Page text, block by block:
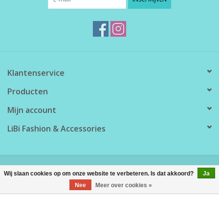
Klantenservice
Producten
Mijn account
LiBi Fashion & Accessories
Lightspeed
Wij slaan cookies op om onze website te verbeteren. Is dat akkoord?
Ja
Nee
Meer over cookies »